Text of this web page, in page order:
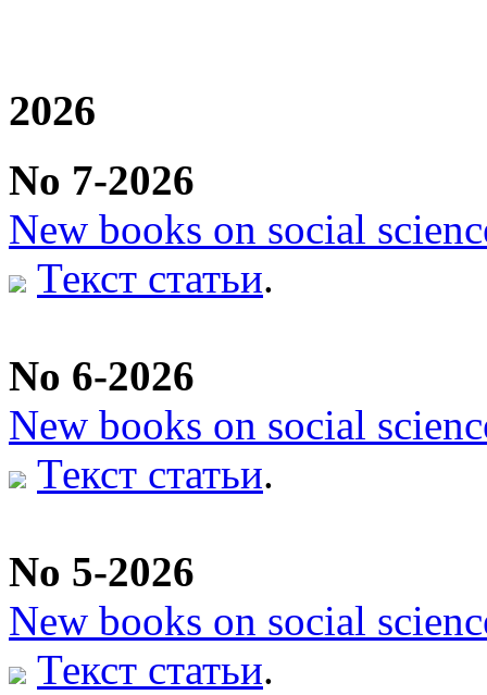
2026
No 7-2026
New books on social
Текст статьи.
No 6-2026
New books on social
Текст статьи.
No 5-2026
New books on social
Текст статьи.